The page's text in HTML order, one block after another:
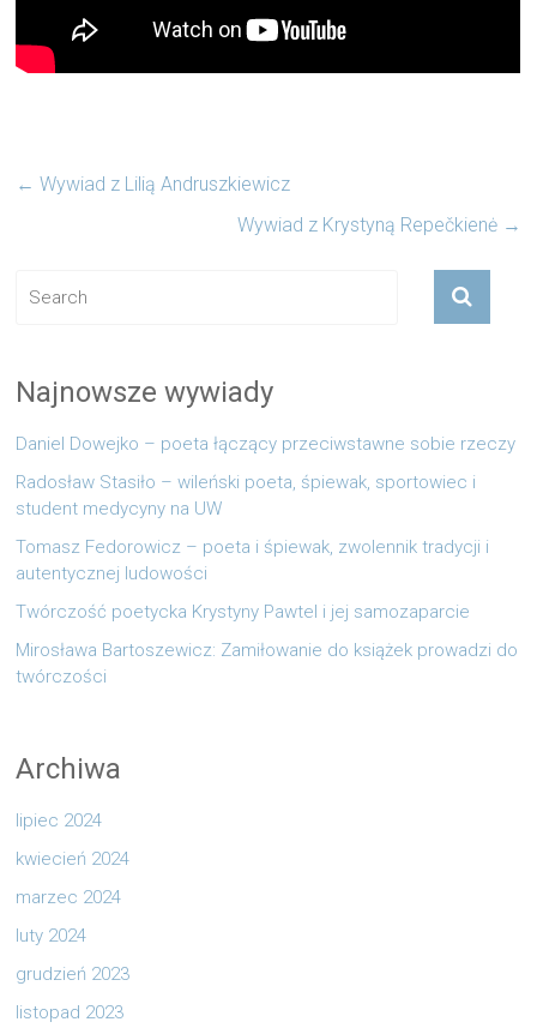
← Wywiad z Lilią Andruszkiewicz
Wywiad z Krystyną Repečkienė →
Najnowsze wywiady
Daniel Dowejko – poeta łączący przeciwstawne sobie rzeczy
Radosław Stasiło – wileński poeta, śpiewak, sportowiec i
student medycyny na UW
Tomasz Fedorowicz – poeta i śpiewak, zwolennik tradycji i
autentycznej ludowości
Twórczość poetycka Krystyny Pawtel i jej samozaparcie
Mirosława Bartoszewicz: Zamiłowanie do książek prowadzi do
twórczości
Archiwa
lipiec 2024
kwiecień 2024
marzec 2024
luty 2024
grudzień 2023
listopad 2023